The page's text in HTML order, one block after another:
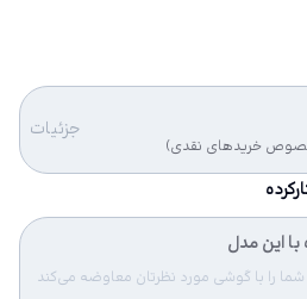
خریدهای نقدی)
جزئیات
این مدل
را با گوشی مورد نظرتان معاوضه می‌کند